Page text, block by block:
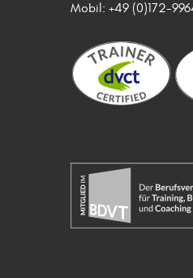
Mobil: +49 (0)172-